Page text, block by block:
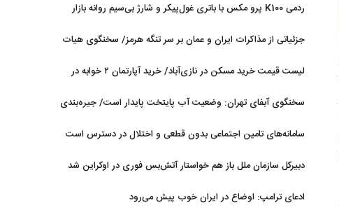
ردمی K100 پرو مکس با باتری غول‌پیکر و شارژ بی‌سیم روانه بازار
جزئیاتی از مذاکرات ایران و عمان بر سر تنگه هرمز/ سخنگوی هیات
لیست قیمت خرید مسکن در نازی‌آباد/ خرید آپارتمان ۲ خوابه در
سخنگوی آبفای تهران: وضعیت آب پایتخت پایدار است/ جیره‌بندی
سامانه‌های تامین اجتماعی بدون قطعی و اختلال در دسترس است
دبیرکل سازمان ملل باز هم خواستار آتش‌بس فوری در اوکراین شد
ادعای ترامپ: اوضاع در ایران خوب پیش می‌رود